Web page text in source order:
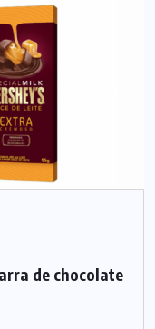
de chocolate